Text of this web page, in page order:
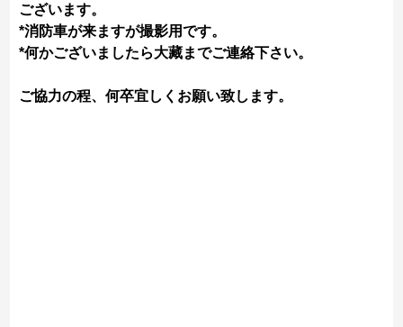
ございます。
*消防車が来ますが撮影用です。
*何かございましたら大藏までご連絡下さい。
ご協力の程、何卒宜しくお願い致します。